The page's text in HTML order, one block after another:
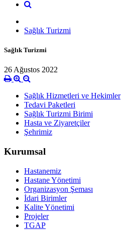
Sağlık Turizmi
Sağlık Turizmi
26 Ağustos 2022
Sağlık Hizmetleri ve Hekimler
Tedavi Paketleri
Sağlık Turizmi Birimi
Hasta ve Ziyaretçiler
Şehrimiz
Kurumsal
Hastanemiz
Hastane Yönetimi
Organizasyon Şeması
İdari Birimler
Kalite Yönetimi
Projeler
TGAP